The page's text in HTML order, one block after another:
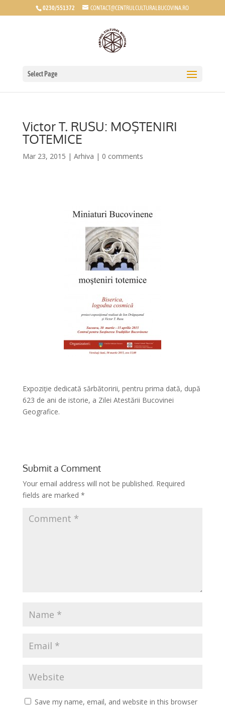
0230/551372 CONTACT@CENTRULCULTURALBUCOVINA.RO
Select Page
Victor T. RUSU: MOŞTENIRI
TOTEMICE
Mar 23, 2015 | Arhiva | 0 comments
Expoziţie dedicată sărbătoririi, pentru prima dată, după
623 de ani de istorie, a Zilei Atestării Bucovinei
Geografice.
Submit a Comment
Your email address will not be published. Required
fields are marked *
Save my name, email, and website in this browser